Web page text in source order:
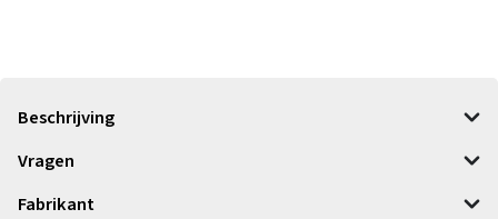
Beschrijving
Vragen
Fabrikant